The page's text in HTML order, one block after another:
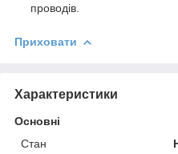
проводів.
Приховати
Характеристики
Основні
Стан